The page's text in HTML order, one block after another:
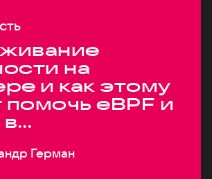
на
и как этому
eBPF и
Герман